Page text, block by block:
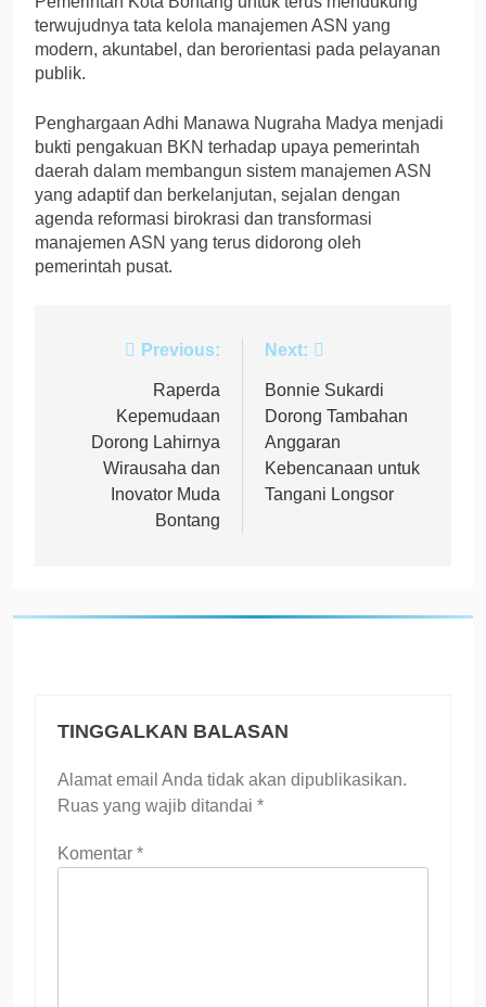
terwujudnya tata kelola manajemen ASN yang
modern, akuntabel, dan berorientasi pada pelayanan
publik.
Penghargaan Adhi Manawa Nugraha Madya menjadi
bukti pengakuan BKN terhadap upaya pemerintah
daerah dalam membangun sistem manajemen ASN
yang adaptif dan berkelanjutan, sejalan dengan
agenda reformasi birokrasi dan transformasi
manajemen ASN yang terus didorong oleh
pemerintah pusat.
NavigasiPrevious:
Raperda
Kepemudaan
Dorong Lahirnya
Wirausaha dan
Inovator Muda
Bontang
Next:
Bonnie Sukardi
Dorong Tambahan
Anggaran
Kebencanaan untuk
Tangani Longsor
TINGGALKAN BALASAN
Alamat email Anda tidak akan dipublikasikan.
Ruas yang wajib ditandai *
Komentar *